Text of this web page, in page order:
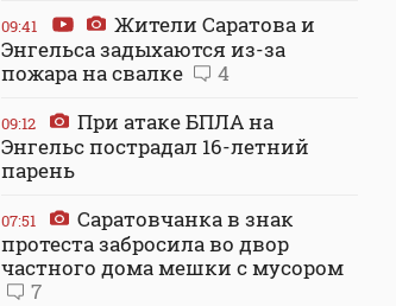
09:41
Жители Саратова и
Энгельса задыхаются из-за
пожара на свалке
4
09:12
При атаке БПЛА на
Энгельс пострадал 16-летний
парень
07:51
Саратовчанка в знак
протеста забросила во двор
частного дома мешки с мусором
7